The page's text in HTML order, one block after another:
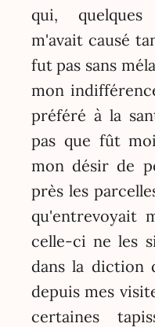
qui, quelques
m'avait causé
fut pas sans
mon
préféré à la
pas que fût
mon désir de
près les
qu'entrevoyait
celle-ci ne les
dans la diction
depuis mes
certaines